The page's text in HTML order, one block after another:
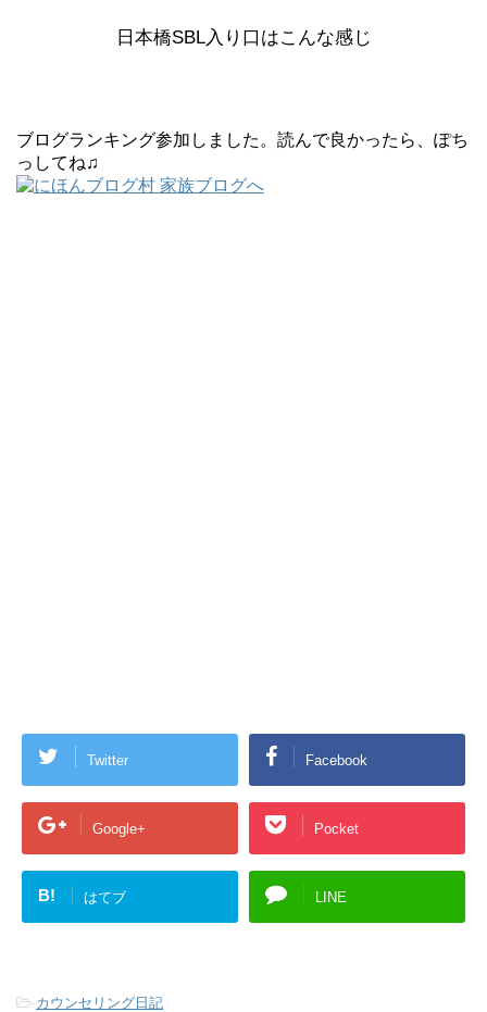
日本橋SBL入り口はこんな感じ
ブログランキング参加しました。読んで良かったら、ぽち
っしてね♫
Twitter Facebook
Google+ Pocket
B! はてブ LINE
-カウンセリング日記